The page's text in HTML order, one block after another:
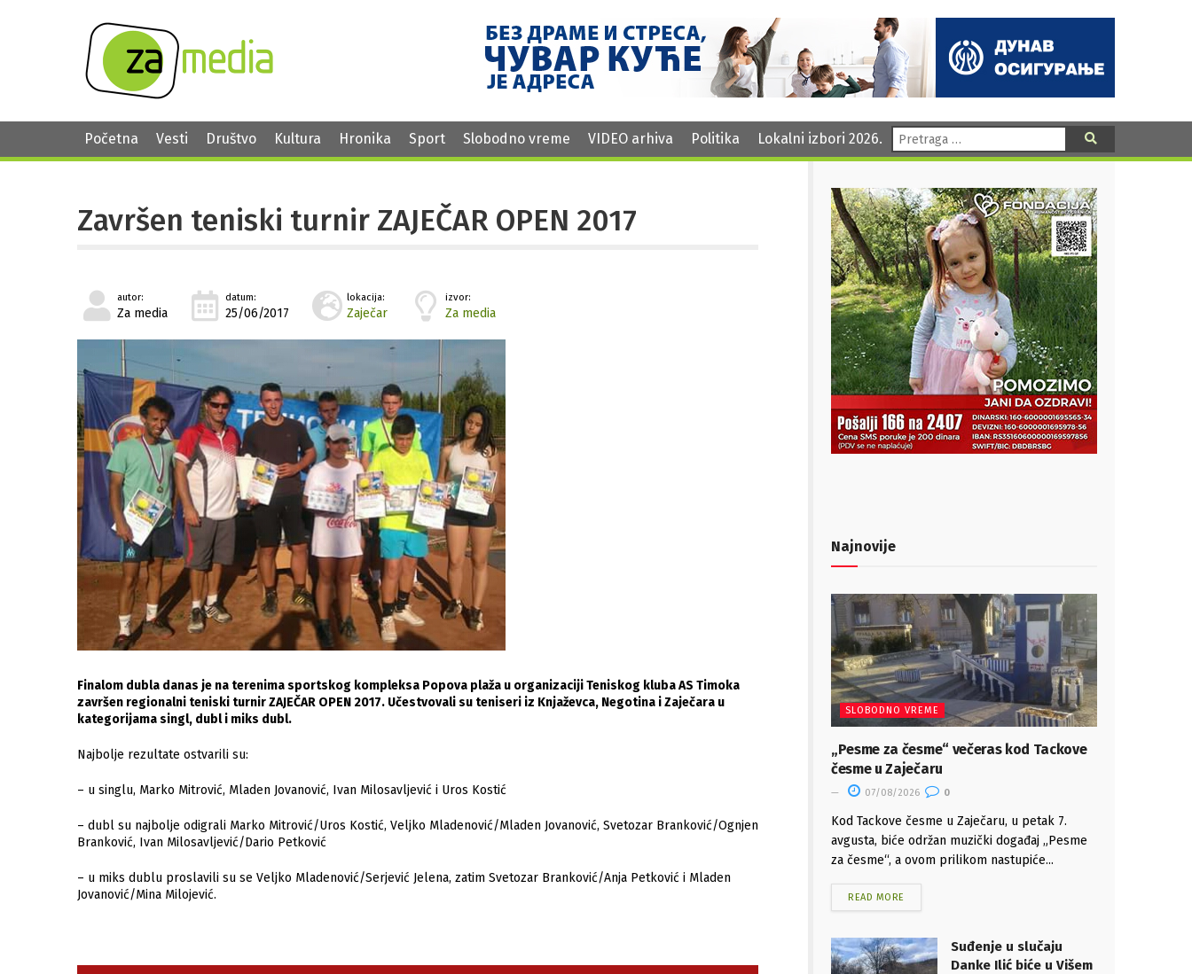
Početna Vesti Društvo Kultura Hronika Sport Slobodno vreme VIDEO arhiva Politika Lokalni izbori 2026. Pretraga:
Završen teniski turnir ZAJEČAR OPEN 2017
autor:
Za media
datum:
25/06/2017
lokacija:
Zaječar
izvor:
Za media
Finalom dubla danas je na terenima sportskog kompleksa Popova plaža u organizaciji Teniskog kluba AS Timoka
završen regionalni teniski turnir ZAJEČAR OPEN 2017. Učestvovali su teniseri iz Knjaževca, Negotina i Zaječara u
kategorijama singl, dubl i miks dubl.
Najbolje rezultate ostvarili su:
– u singlu, Marko Mitrović, Mladen Jovanović, Ivan Milosavljević i Uros Kostić
– dubl su najbolje odigrali Marko Mitrović/Uros Kostić, Veljko Mladenović/Mladen Jovanović, Svetozar Branković/Ognjen
Branković, Ivan Milosavljević/Dario Petković
– u miks dublu proslavili su se Veljko Mladenović/Serjević Jelena, zatim Svetozar Branković/Anja Petković i Mladen
Jovanović/Mina Milojević.
Najnovije
SLOBODNO VREME
„Pesme za česme“ večeras kod Tackove
česme u Zaječaru
07/08/2026 0
Kod Tackove česme u Zaječaru, u petak 7.
avgusta, biće održan muzički događaj „Pesme
za česme“, a ovom prilikom nastupiće...
READ MORE
Suđenje u slučaju
Danke Ilić biće u Višem